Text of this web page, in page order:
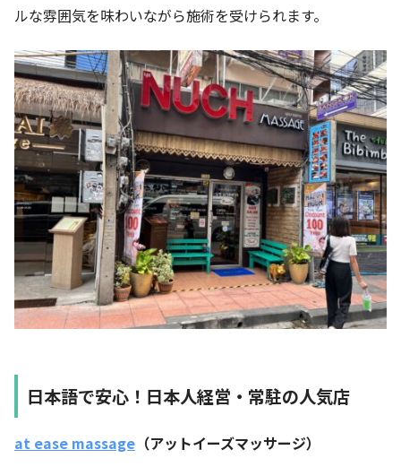
ルな雰囲気を味わいながら施術を受けられます。
日本語で安心！日本人経営・常駐の人気店
at ease massage （アットイーズマッサージ）